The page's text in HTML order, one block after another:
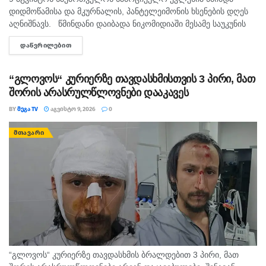
„საირმეს რეკრეაციული ფერმისთვის“პრიორიტეტია იმ
ინიციატივების მხარდაჭერა, რომლებიც ქართული
კულტურის განვითარებას ემსახურება
აქტიურ ჩართულობასა და ბიზნესის სოციალურ
პასუხისმგებლობას. სწორედ ამიტომ სიამაყით
რომელიც
თამამად შეიძლება ითქვას, კულტურისა და
შემოქმედებითობის ზეიმია
დიდმოწამისა და მკურნალის, პანტელეიმონის ხსენების დღეს
აღნიშნავს. წმინდანი დაიბადა ნიკომიდიაში მესამე საუკუნის
მეორე ნახევარში. არ არსებობს ტაძარი, რომელშიც არ იყოს
დაბრძანებული ნიკომიდიელი მკურნალის,...
ᲓᲐᲬᲕᲠᲘᲚᲔᲑᲘᲗ
“გლოვოს“ კურიერზე თავდასხმისთვის 3 პირი, მათ
შორის არასრულწლოვნები დააკავეს
BYᲛᲔᲒᲐ TV ᲐᲒᲕᲘᲡᲢᲝ 9, 2026 0
ᲛᲗᲐᲕᲐᲠᲘ
“გლოვოს“ კურიერზე თავდასხმის ბრალდებით 3 პირი, მათ